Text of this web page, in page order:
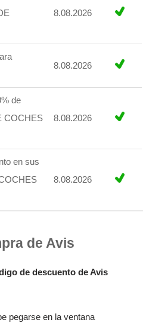
8.08.2026
8.08.2026
de
COCHES
8.08.2026
en sus
8.08.2026
de Avis
de descuento de Avis
pegarse en la ventana